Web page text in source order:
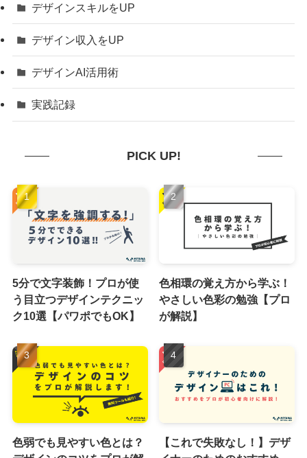
デザインスキルをUP
デザイン収入をUP
デザインAI活用術
実践記録
PICK UP!
5分で文字装飾！プロが使
う目立つデザインテクニッ
ク10選【パワポでもOK】
色相環の覚え方から学ぶ！
やさしい色彩の勉強【プロ
が解説】
色弱でも見やすい色とは？
【これで失敗なし！】デザ